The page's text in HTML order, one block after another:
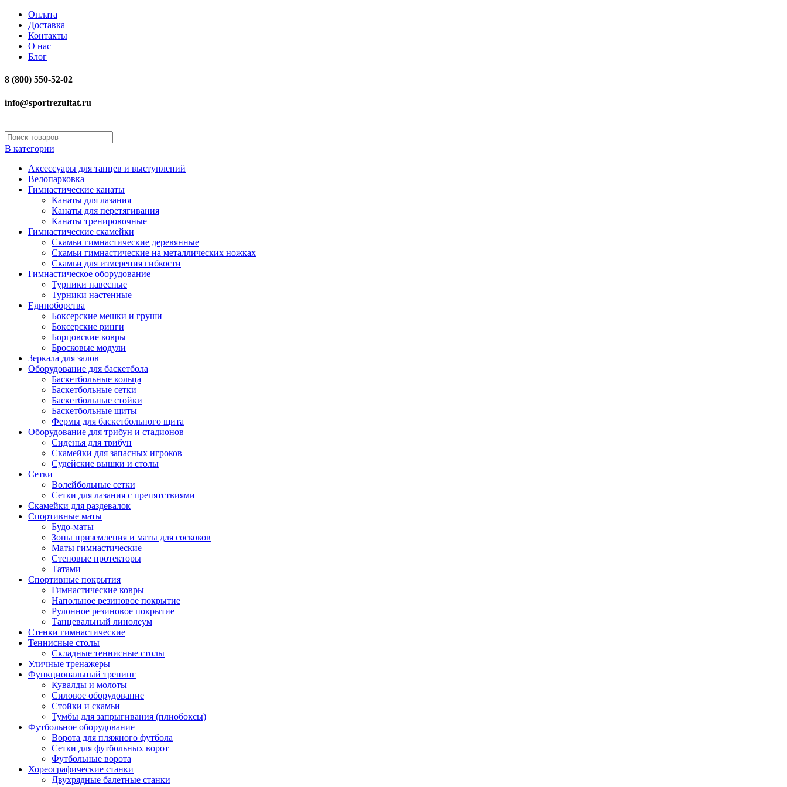
Оплата
Доставка
Контакты
О нас
Блог
8 (800) 550-52-02
info@sportrezultat.ru
В категории
Аксессуары для танцев и выступлений
Велопарковка
Гимнастические канаты
Канаты для лазания
Канаты для перетягивания
Канаты тренировочные
Гимнастические скамейки
Скамьи гимнастические деревянные
Скамьи гимнастические на металлических ножках
Скамьи для измерения гибкости
Гимнастическое оборудование
Турники навесные
Турники настенные
Единоборства
Боксерские мешки и груши
Боксерские ринги
Борцовские ковры
Бросковые модули
Зеркала для залов
Оборудование для баскетбола
Баскетбольные кольца
Баскетбольные сетки
Баскетбольные стойки
Баскетбольные щиты
Фермы для баскетбольного щита
Оборудование для трибун и стадионов
Сиденья для трибун
Скамейки для запасных игроков
Судейские вышки и столы
Сетки
Волейбольные сетки
Сетки для лазания с препятствиями
Скамейки для раздевалок
Спортивные маты
Будо-маты
Зоны приземления и маты для соскоков
Маты гимнастические
Стеновые протекторы
Татами
Спортивные покрытия
Гимнастические ковры
Напольное резиновое покрытие
Рулонное резиновое покрытие
Танцевальный линолеум
Стенки гимнастические
Теннисные столы
Складные теннисные столы
Уличные тренажеры
Функциональный тренинг
Кувалды и молоты
Силовое оборудование
Стойки и скамьи
Тумбы для запрыгивания (плиобоксы)
Футбольное оборудование
Ворота для пляжного футбола
Сетки для футбольных ворот
Футбольные ворота
Хореографические станки
Двухрядные балетные станки